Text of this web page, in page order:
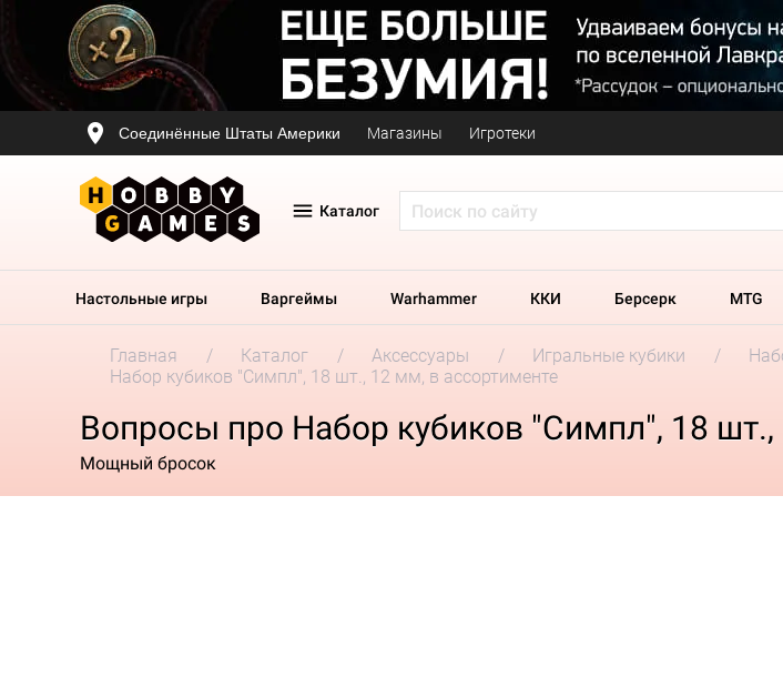
Соединённые Штаты Америки Магазины Игротеки
Каталог
Настольные игры Варгеймы Warhammer ККИ Берсерк MTG
Главная Каталог Аксессуары Игральные кубики
Набор кубиков "Симпл", 18 шт., 12 мм, в ассортименте
Вопросы про Набор кубиков "Симпл", 18
Мощный бросок